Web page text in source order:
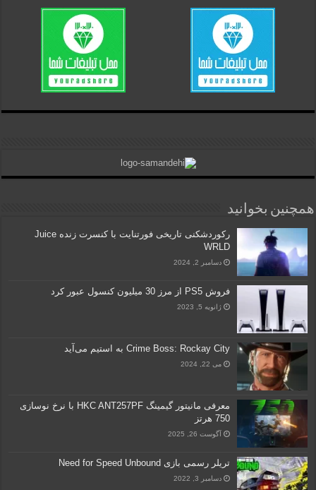
همچنین بخوانید
رکوردشکنی تاریخی فورتنایت با کنسرت زنده Juice
WRLD
دسامبر 2, 2024
فروش PS5 از مرز 30 میلیون کنسول عبور کرد
ژانویه 5, 2023
Crime Boss: Rockay City به استیم می‌آید
می 22, 2024
معرفی مانیتور گیمینگ HKC ANT257PF با نرخ نوسازی
750 هرتز
آگوست 26, 2025
تریلر رسمی بازی Need for Speed Unbound
دسامبر 3, 2022